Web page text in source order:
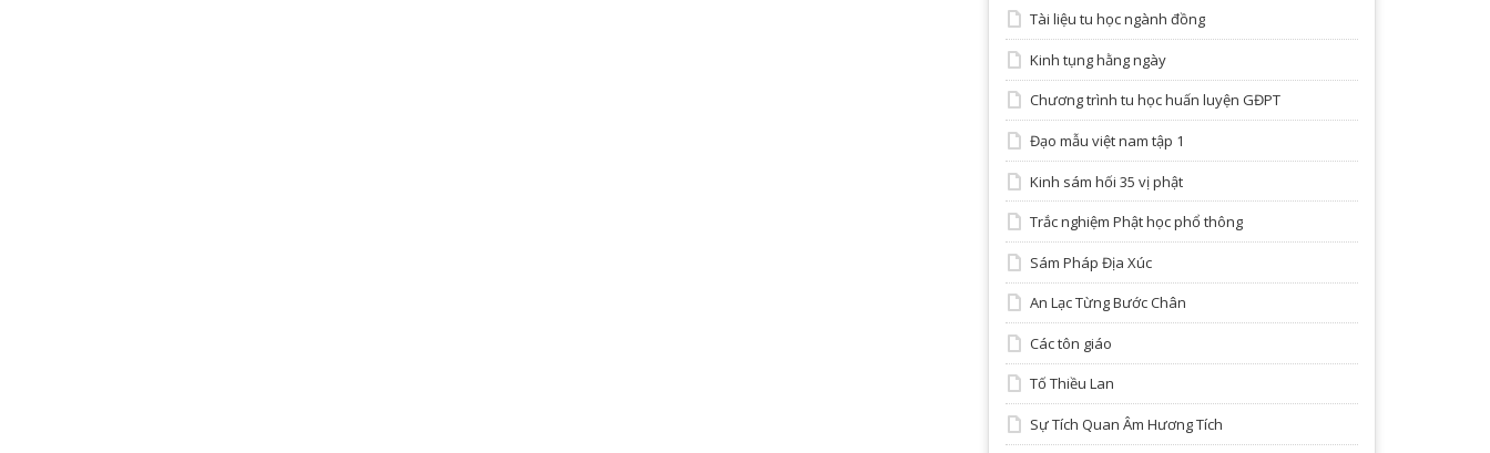
Tài liệu tu học ngành đồng
Kinh tụng hằng ngày
Chương trình tu học huấn luyện GĐPT
Đạo mẫu việt nam tập 1
Kinh sám hối 35 vị phật
Trắc nghiệm Phật học phổ thông
Sám Pháp Địa Xúc
An Lạc Từng Bước Chân
Các tôn giáo
Tố Thiều Lan
Sự Tích Quan Âm Hương Tích